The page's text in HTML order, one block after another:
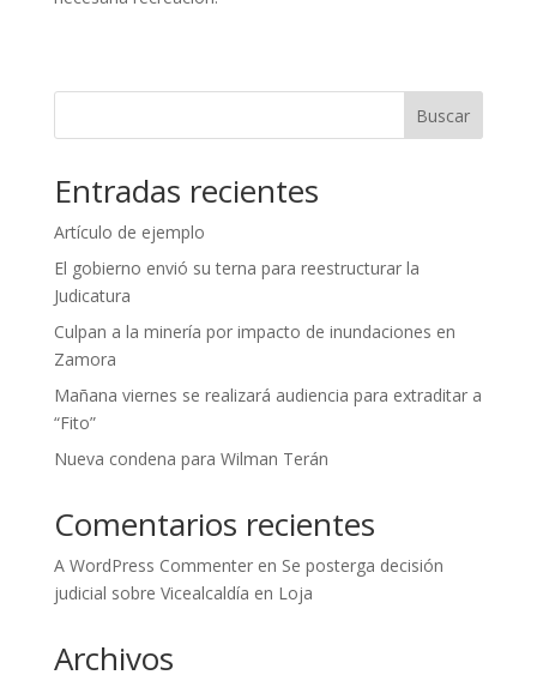
Buscar
Entradas recientes
Artículo de ejemplo
El gobierno envió su terna para reestructurar la
Judicatura
Culpan a la minería por impacto de inundaciones en
Zamora
Mañana viernes se realizará audiencia para extraditar a
“Fito”
Nueva condena para Wilman Terán
Comentarios recientes
A WordPress Commenteren Se posterga decisión
judicial sobre Vicealcaldía en Loja
Archivos